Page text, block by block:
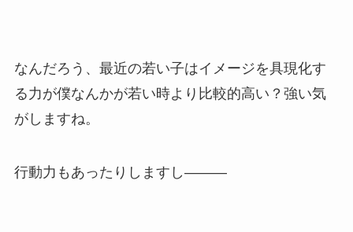
なんだろう、最近の若い子はイメージを具現化す
る力が僕なんかが若い時より比較的高い？強い気
がしますね。
行動力もあったりしますし―――